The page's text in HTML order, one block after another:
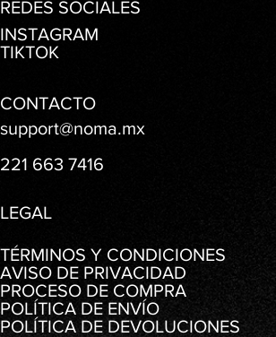
CONTACTO
support@noma.mx
221 663 7416
REDES SOCIALES
INSTAGRAM
TIKTOK
LEGAL
TÉRMINOS Y CONDICIONES
AVISO DE PRIVACIDAD
PROCESO DE COMPRA
POLÍTICA DE ENVÍO
POLÍTICA DE DEVOLUCIONES